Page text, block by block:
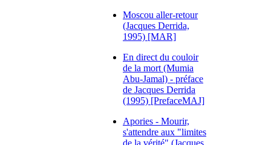
Moscou aller-retour
(Jacques Derrida,
1995) [MAR]
En direct du couloir
de la mort (Mumia
Abu-Jamal) - préface
de Jacques Derrida
(1995) [PrefaceMAJ]
Apories - Mourir,
s'attendre aux "limites
de la vérité" (Jacques